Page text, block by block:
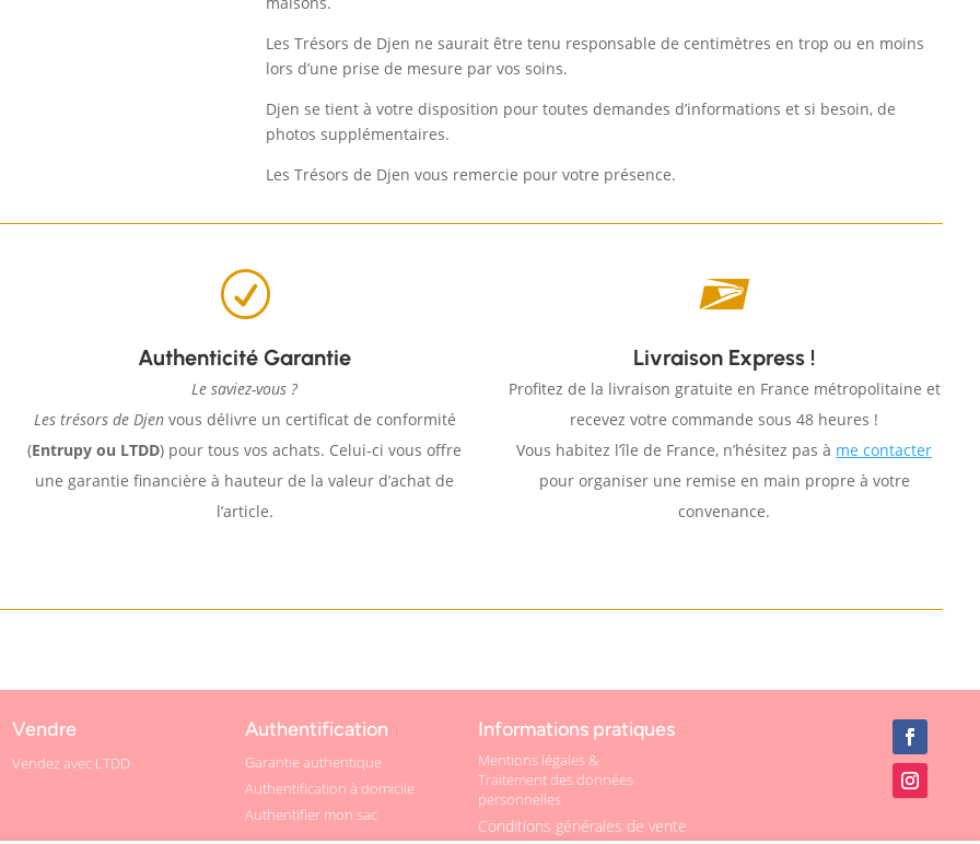
Les Trésors de Djen ne saurait être tenu responsable de centimètres en trop ou en moins
lors d’une prise de mesure par vos soins.
Djen se tient à votre disposition pour toutes demandes d’informations et si besoin, de
photos supplémentaires.
Les Trésors de Djen vous remercie pour votre présence.
R
Authenticité Garantie
Le saviez-vous ?
Les trésors de Djen vous délivre un certificat de conformité
(Entrupy ou LTDD) pour tous vos achats. Celui-ci vous offre
une garantie financière à hauteur de la valeur d’achat de
l’article.

Livraison Express !
Profitez de la livraison gratuite en France métropolitaine et
recevez votre commande sous 48 heures !
Vous habitez l’île de France, n’hésitez pas à me contacter
pour organiser une remise en main propre à votre
convenance.
Vendre
Vendez avec LTDD
Authentification
Garantie authentique
Authentification à domicile
Authentifier mon sac
Informations pratiques
Mentions légales &
Traitement des données
personnelles
Conditions générales de vente